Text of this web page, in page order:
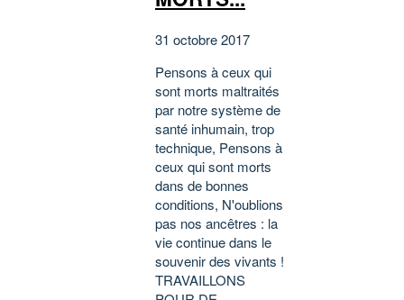
31 octobre 2017
Pensons à ceux qui
sont morts maltraités
par notre système de
santé inhumain, trop
technique, Pensons à
ceux qui sont morts
dans de bonnes
conditions, N'oublions
pas nos ancêtres : la
vie continue dans le
souvenir des vivants !
TRAVAILLONS